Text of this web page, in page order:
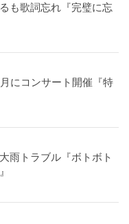
も歌詞忘れ『完璧に忘
にコンサート開催『特
雨トラブル『ボトボト